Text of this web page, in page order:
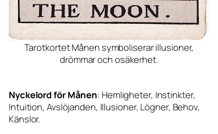
Tarotkortet Månen symboliserar illusioner,
drömmar och osäkerhet.
Nyckelord för Månen: Hemligheter, Instinkter,
Intuition, Avslöjanden, Illusioner, Lögner, Behov,
Känslor.